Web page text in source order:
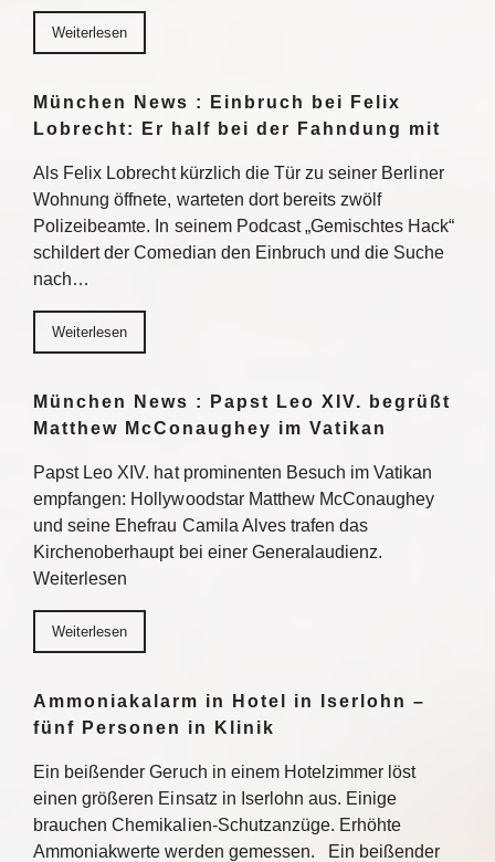
Weiterlesen
München News : Einbruch bei Felix
Lobrecht: Er half bei der Fahndung mit
Als Felix Lobrecht kürzlich die Tür zu seiner Berliner
Wohnung öffnete, warteten dort bereits zwölf
Polizeibeamte. In seinem Podcast „Gemischtes Hack“
schildert der Comedian den Einbruch und die Suche
nach…
Weiterlesen
München News : Papst Leo XIV. begrüßt
Matthew McConaughey im Vatikan
Papst Leo XIV. hat prominenten Besuch im Vatikan
empfangen: Hollywoodstar Matthew McConaughey
und seine Ehefrau Camila Alves trafen das
Kirchenoberhaupt bei einer Generalaudienz.
Weiterlesen
Weiterlesen
Ammoniakalarm in Hotel in Iserlohn –
fünf Personen in Klinik
Ein beißender Geruch in einem Hotelzimmer löst
einen größeren Einsatz in Iserlohn aus. Einige
brauchen Chemikalien-Schutzanzüge. Erhöhte
Ammoniakwerte werden gemessen. Ein beißender